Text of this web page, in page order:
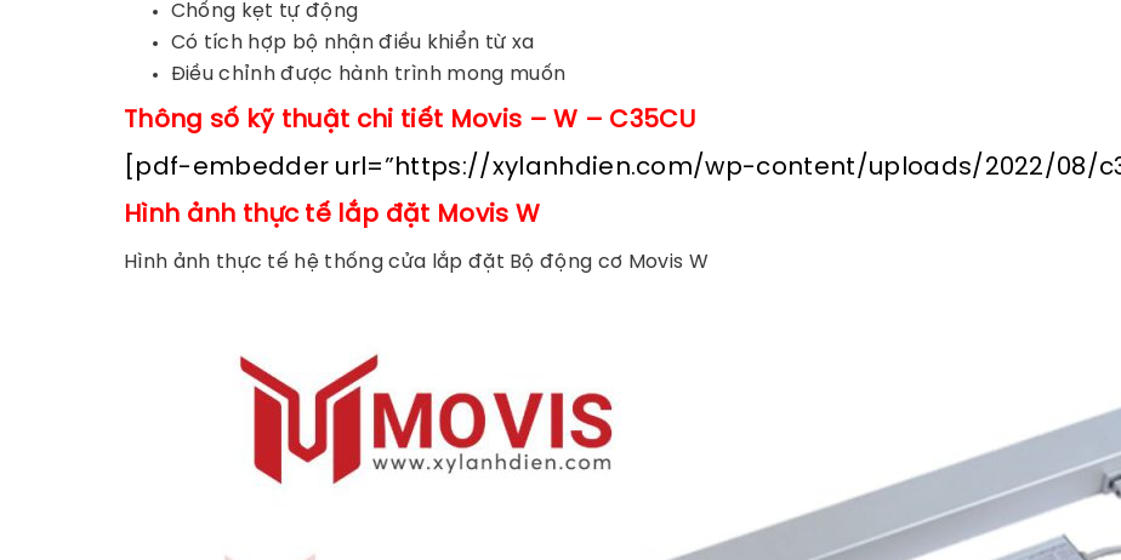
Chống kẹt tự động
Có tích hợp bộ nhận điều khiển từ xa
Điều chỉnh được hành trình mong muốn
Thông số kỹ thuật chi tiết Movis – W – C35CU
[pdf-embedder url=”https://xylanhdien.com/wp-content/uploads/2022/08/
Hình ảnh thực tế lắp đặt Movis W
Hình ảnh thực tế hệ thống cửa lắp đặt Bộ động cơ Movis W